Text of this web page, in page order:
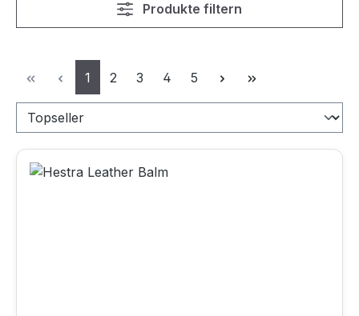
Produkte filtern
Seite
1 Seite
2 Seite
3 Seite
4 Seite
5